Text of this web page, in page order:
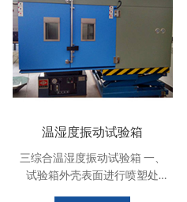
试验方法》; GB2423.2－
温湿度振动试验箱
三综合温湿度振动试验箱 一、
试验箱外壳表面进行喷塑处